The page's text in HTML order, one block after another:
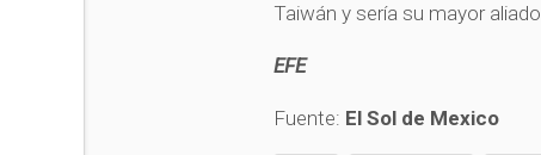
Taiwán y sería su mayor
EFE
Fuente: El Sol de Mexico